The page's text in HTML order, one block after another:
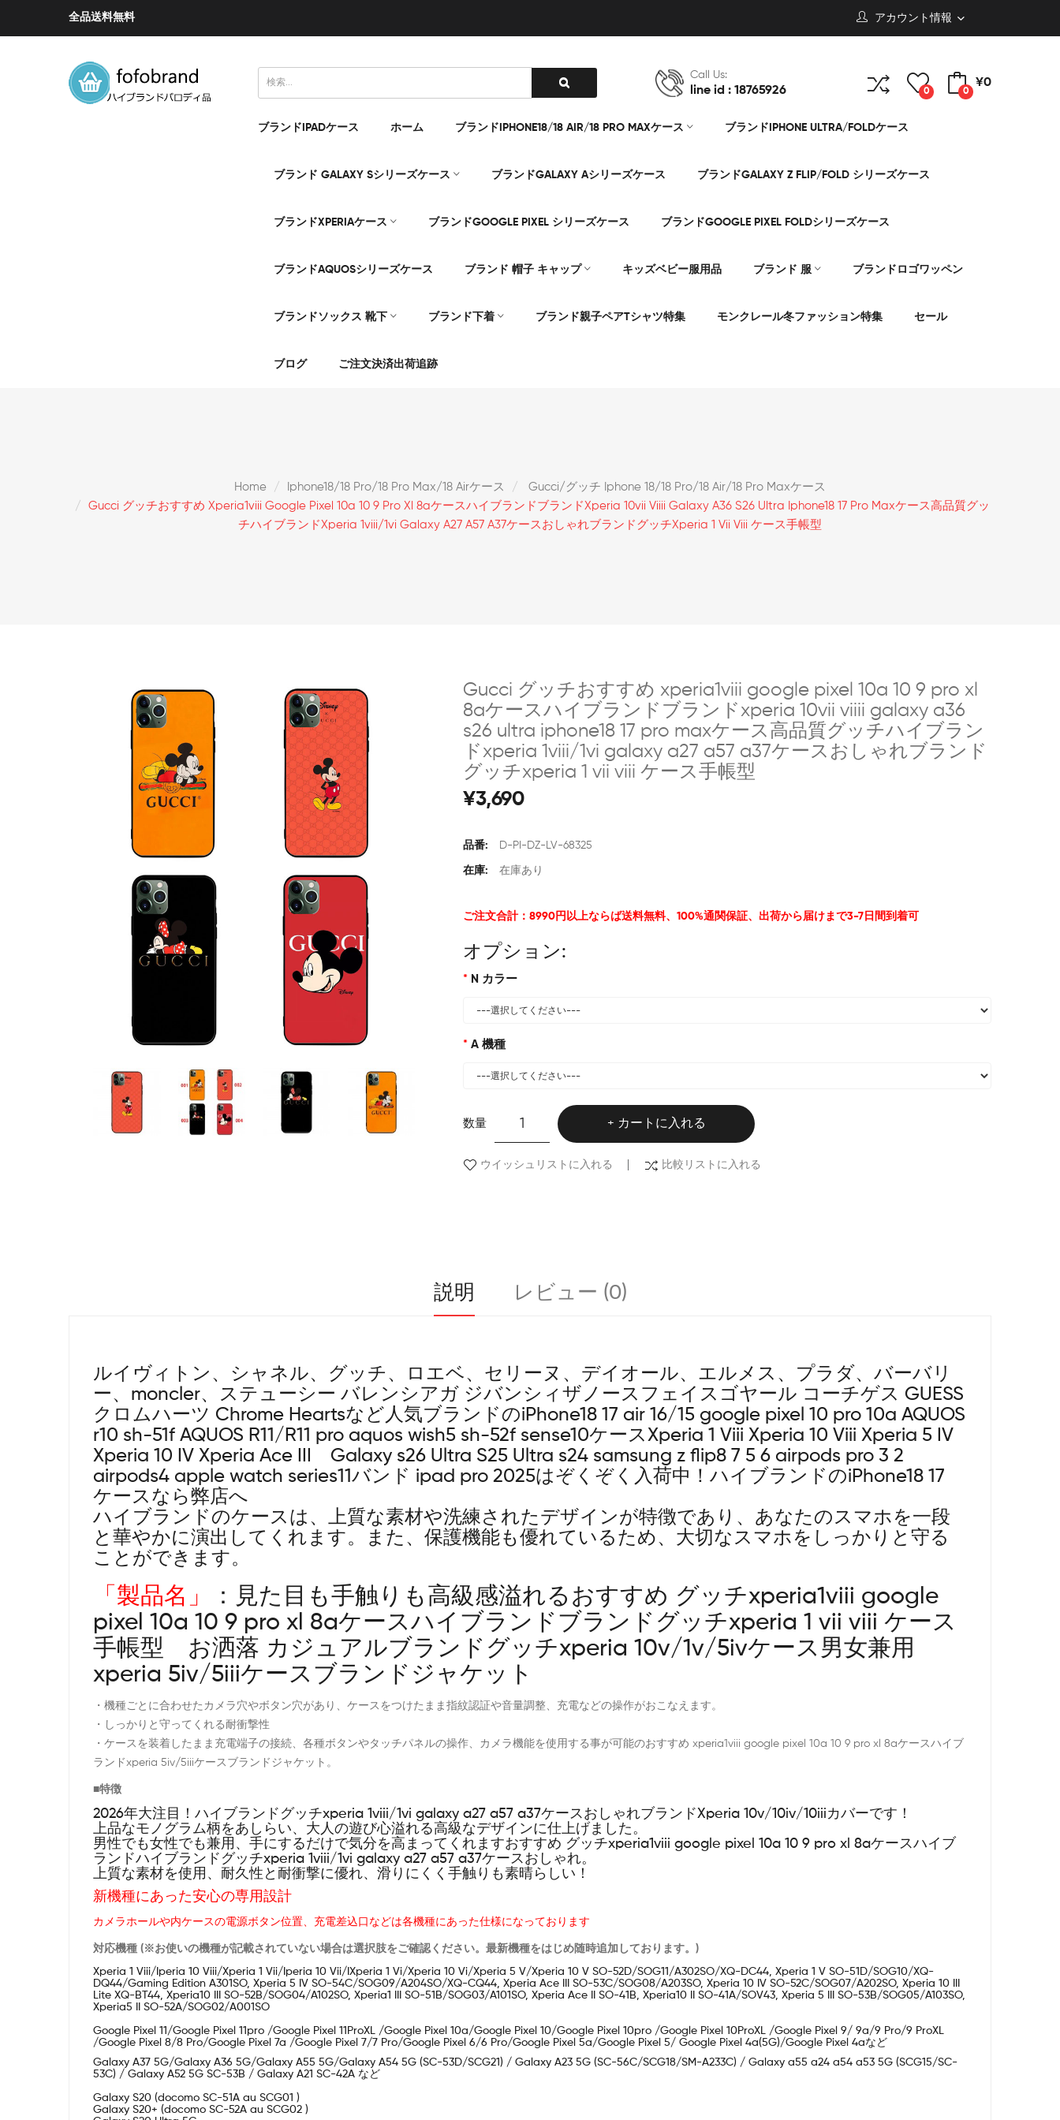
全品送料無料 アカウント情報
Call Us:
line id : 18765926 0 0
¥0
ブランドIPADケース ホーム ブランドIPHONE18/18 AIR/18 PRO MAXケース ブランドIPHONE ULTRA/FOLDケース
ブランド GALAXY Sシリーズケース ブランドGALAXY Aシリーズケース ブランドGALAXY Z FLIP/FOLD シリーズケース
ブランドXPERIAケース ブランドGOOGLE PIXEL シリーズケース ブランドGOOGLE PIXEL FOLDシリーズケース
ブランドAQUOSシリーズケース ブランド 帽子 キャップ キッズベビー服用品 ブランド 服 ブランドロゴワッペン
ブランドソックス 靴下 ブランド下着 ブランド親子ペアTシャツ特集 モンクレール冬ファッション特集 セール
ブログ ご注文決済出荷追跡
Home Iphone18/18 Pro/18 Pro Max/18 Airケース
Gucci/グッチ Iphone 18/18 Pro/18 Air/18 Pro Maxケース
Gucci グッチおすすめ Xperia1viii Google Pixel 10a 10 9 Pro Xl 8aケースハイブランドブランドxperia 10vii Viiii Galaxy A36 S26 Ultra Iphone18 17 Pro Maxケース高品質グッ
チハイブランドxperia 1viii/1vi Galaxy A27 A57 A37ケースおしゃれブランドグッチxperia 1 Vii Viii ケース手帳型
Gucci グッチおすすめ xperia1viii google pixel 10a 10 9 pro xl
8aケースハイブランドブランドxperia 10vii viiii galaxy a36
s26 ultra iphone18 17 pro maxケース高品質グッチハイブラン
ドxperia 1viii/1vi galaxy a27 a57 a37ケースおしゃれブランド
グッチxperia 1 vii viii ケース手帳型
¥3,690
品番: D-PI-DZ-LV-68325
在庫: 在庫あり
ご注文合計：8990円以上ならば送料無料、100%通関保証、出荷から届けまで3-7日間到着可
オプション:
N カラー
A 機種
数量 カートに入れる
ウイッシュリストに入れる 比較リストに入れる
説明 レビュー (0)
ルイヴィトン、シャネル、グッチ、ロエベ、セリーヌ、デイオール、エルメス、プラダ、バーバリ
ー、moncler、ステューシー バレンシアガ ジバンシィザノースフェイスゴヤール コーチゲス GUESS
クロムハーツ Chrome Heartsなど人気ブランドのiPhone18 17 air 16/15 google pixel 10 pro 10a AQUOS
r10 sh-51f AQUOS R11/R11 pro aquos wish5 sh-52f sense10ケースXperia 1 Viii Xperia 10 Viii Xperia 5 IV
Xperia 10 IV Xperia Ace III Galaxy s26 Ultra S25 Ultra s24 samsung z flip8 7 5 6 airpods pro 3 2
airpods4 apple watch series11バンド ipad pro 2025はぞくぞく入荷中！ハイブランドのiPhone18 17
ケースなら弊店へ
ハイブランドのケースは、上質な素材や洗練されたデザインが特徴であり、あなたのスマホを一段
と華やかに演出してくれます。また、保護機能も優れているため、大切なスマホをしっかりと守る
ことができます。
「製品名」
：見た目も手触りも高級感溢れるおすすめ グッチxperia1viii google
pixel 10a 10 9 pro xl 8aケースハイブランドブランドグッチxperia 1 vii viii ケース
手帳型 お洒落 カジュアルブランドグッチxperia 10v/1v/5ivケース男女兼用
xperia 5iv/5iiiケースブランドジャケット
・機種ごとに合わせたカメラ穴やボタン穴があり、ケースをつけたまま指紋認証や音量調整、充電などの操作がおこなえます。
・しっかりと守ってくれる耐衝撃性
・ケースを装着したまま充電端子の接続、各種ボタンやタッチパネルの操作、カメラ機能を使用する事が可能のおすすめ xperia1viii google pixel 10a 10 9 pro xl 8aケースハイブ
ランドxperia 5iv/5iiiケースブランドジャケット。
■特徴
2026年大注目！ハイブランドグッチxperia 1viii/1vi galaxy a27 a57 a37ケースおしゃれブランドXperia 10v/10iv/10iiiカバーです！
上品なモノグラム柄をあしらい、大人の遊び心溢れる高級なデザインに仕上げました。
男性でも女性でも兼用、手にするだけで気分を高まってくれますおすすめ グッチxperia1viii google pixel 10a 10 9 pro xl 8aケースハイブ
ランドハイブランドグッチxperia 1viii/1vi galaxy a27 a57 a37ケースおしゃれ。
上質な素材を使用、耐久性と耐衝撃に優れ、滑りにくく手触りも素晴らしい！
新機種にあった安心の専用設計
カメラホールや内ケースの電源ボタン位置、充電差込口などは各機種にあった仕様になっております
対応機種 (※お使いの機種が記載されていない場合は選択肢をご確認ください。最新機種をはじめ随時追加しております。)
Xperia 1 Viii/Iperia 10 Viii/Xperia 1 Vii/Iperia 10 Vii/IXperia 1 Vi/Xperia 10 Vi/Xperia 5 V/Xperia 10 V SO-52D/SOG11/A302SO/XQ-DC44, Xperia 1 V SO-51D/SOG10/XQ-
DQ44/Gaming Edition A301SO, Xperia 5 IV SO-54C/SOG09/A204SO/XQ-CQ44, Xperia Ace III SO-53C/SOG08/A203SO, Xperia 10 IV SO-52C/SOG07/A202SO, Xperia 10 III
Lite XQ-BT44, Xperia10 III SO-52B/SOG04/A102SO, Xperia1 III SO-51B/SOG03/A101SO, Xperia Ace II SO-41B, Xperia10 II SO-41A/SOV43, Xperia 5 III SO-53B/SOG05/A103SO,
Xperia5 II SO-52A/SOG02/A001SO
Google Pixel 11/Google Pixel 11pro /Google Pixel 11ProXL /Google Pixel 10a/Google Pixel 10/Google Pixel 10pro /Google Pixel 10ProXL /Google Pixel 9/ 9a/9 Pro/9 ProXL
/Google Pixel 8/8 Pro/Google Pixel 7a /Google Pixel 7/7 Pro/Google Pixel 6/6 Pro/Google Pixel 5a/Google Pixel 5/ Google Pixel 4a(5G)/Google Pixel 4aなど
Galaxy A37 5G/Galaxy A36 5G/Galaxy A55 5G/Galaxy A54 5G (SC-53D/SCG21) / Galaxy A23 5G (SC-56C/SCG18/SM-A233C) / Galaxy a55 a24 a54 a53 5G (SCG15/SC-
53C) / Galaxy A52 5G SC-53B / Galaxy A21 SC-42A など
Galaxy S20 (docomo SC-51A au SCG01 )
Galaxy S20+ (docomo SC-52A au SCG02 )